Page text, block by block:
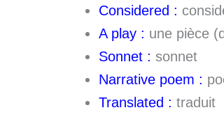
Considered :
A play : une pièce
Sonnet : sonnet
Narrative poem :
Translated : traduit